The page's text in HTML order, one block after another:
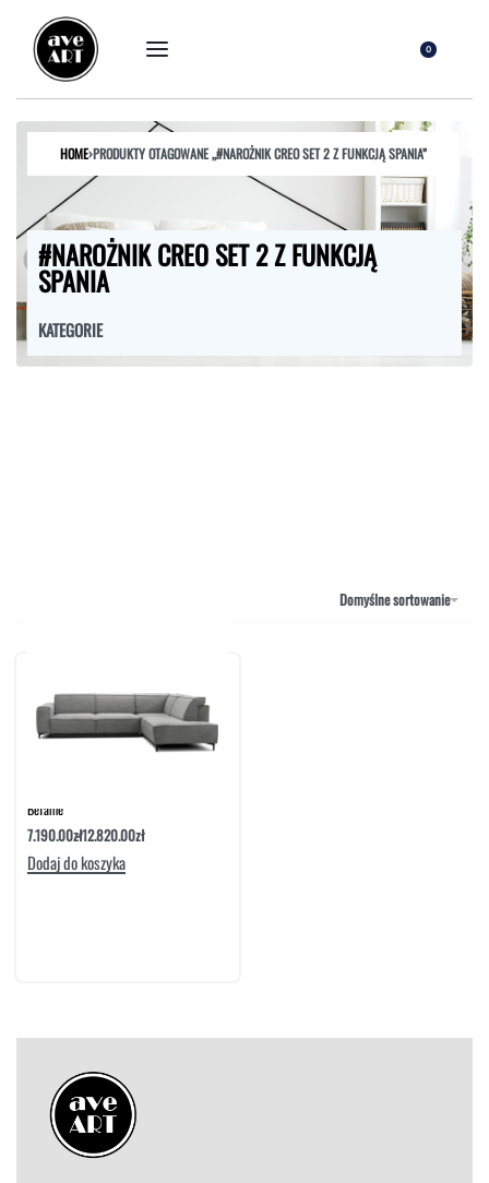
0
HOME›PRODUKTY OTAGOWANE „#NAROŻNIK CREO SET 2 Z FUNKCJĄ SPANIA”
#NAROŻNIK CREO SET 2 Z FUNKCJĄ
SPANIA
KATEGORIE
Domyślne sortowanie
Befame
7.190.00zł12.820.00zł
Dodaj do koszyka